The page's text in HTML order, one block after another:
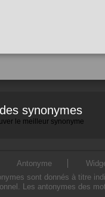
synonymes
le meilleur synonyme
Antonyme
sont donnés à titre
Les antonymes des